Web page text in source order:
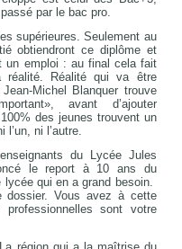
par le bac pro.
supérieures. Seulement au
obtiendront ce diplôme et
un emploi : au final cela fait
Réalité qui va être
Michel Blanquer trouve
avant d’ajouter
des jeunes trouvent un
ni l’autre.
du Lycée Jules
le report à 10 ans du
qui en a grand besoin.
dossier. Vous avez à cette
sont votre